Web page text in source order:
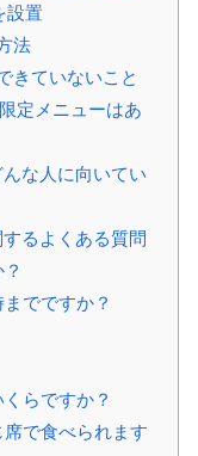
設置
法
きていないこと
定メニューはあ
な人に向いてい
るよくある質問
でですか？
らですか？
で食べられます